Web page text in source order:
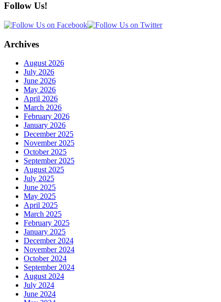
Follow Us!
Archives
August 2026
July 2026
June 2026
May 2026
April 2026
March 2026
February 2026
January 2026
December 2025
November 2025
October 2025
September 2025
August 2025
July 2025
June 2025
May 2025
April 2025
March 2025
February 2025
January 2025
December 2024
November 2024
October 2024
September 2024
August 2024
July 2024
June 2024